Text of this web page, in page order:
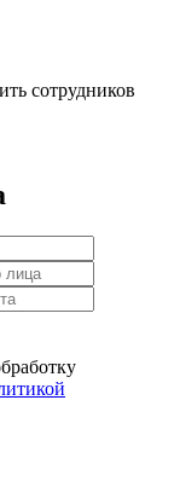
сотрудников